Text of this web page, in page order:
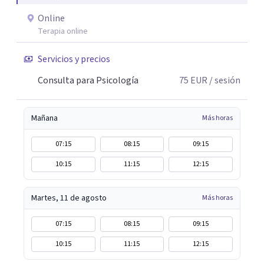
Online
Terapia online
Servicios y precios
Consulta para Psicología
75 EUR / sesión
Mañana Más horas
07:15 08:15
09:15
10:15
11:15 12:15
Martes, 11 de agosto Más horas
07:15 08:15
09:15
10:15
11:15 12:15